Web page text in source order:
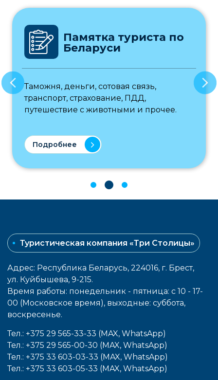
Памятка туриста по
Беларуси
Таможня, деньги, сотовая связь,
транспорт, страхование, ПДД,
путешествие с животными и прочее.
Подробнее
Туристическая компания «Три Столицы»
Адрес: Республика Беларусь, 224016, г. Брест,
ул. Куйбышева, 9-215.
Время работы: понедельник - пятница: с 10 - 17-
00 (Московское время), выходные: cуббота,
воcкресенье.
Тел.: +375 29 565-33-33 (MAX, WhatsApp)
Тел.: +375 29 565-00-30 (MAX, WhatsApp)
Тел.: +375 33 603-03-33 (MAX, WhatsApp)
Тел.: +375 33 603-05-33 (MAX, WhatsApp)